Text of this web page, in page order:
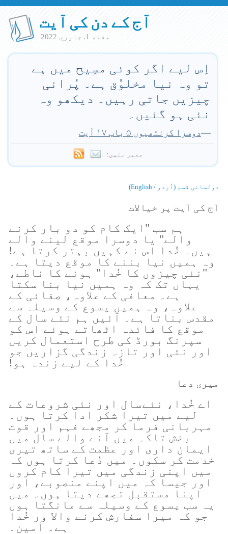
آج کے دن کی آیت
هفته 1. جنوري 2022
اِس لیے اگر کوئی مسِیح میں ہے
تو وہ نیا مخلوُق ہے۔ پُرانی
چیزیں جاتی رہیں۔ دیکھو وہ
نئی ہو گئیں۔
—دوسرا کرنتھیوں ۵ باب ۱۷ آیت
ممبر بنیں:
دولسانی قسم (اُردو / English)
آج کی آیت پر خیالات
ہم سب "ایک کام کو دو بار کرنے
والے" یا دوسرا موقع لینے والے
ہیں۔ خُدا اس نے کہیں بہتر کرتا ہے!
وہ ہمیں نیا بننے کا موقع دیتا ہے۔
"نئی چیزوں کا خُدا" ہونے کا ناطے،
یہاں تک کہ وہ ہمیں نیا بنا سکتا
ہے۔ معافی کے علاوہ، صفائی کے
علاوہ، وہ ہمیں یسوع کے وسیلہ سے
مقدس بناتا ہے۔ آئیں ہم نئے سال کے
موقع کا فائدہ اٹھاتے ہوئے اس کو
سپرنگ بورڈ کی طرح استعمال کریں
اور نئی اور تازہ زندگی گزاریں جو
خُدا کے لیے زندہ ہو!
میری دعا
اے خُدا، نئےسال اور نئی شروعات کے
لیے میں تیرا شکر ادا کرتا ہوں۔
مہربانی فرما کر مجھے فہم اور قوت
بخش تاکہ میں آنے والے سال میں
ایمان داری اور عظمت کے ساتھ تیری
خدمت کر سکوں۔ میں دُعا کرتا ہوں کہ
میں اپنی زندگی میں تیرا کام کروں
اور جیسا کہ میں اپنے منصوبے، اور
اپنا مستقبل تجھے دیتا ہوں۔ میں
یہ سب یسوع کے وسیلہ سے مانگتا ہوں
جو کہ میرا سفارش کرنے والا ور خُدا
ہے۔ آمین۔